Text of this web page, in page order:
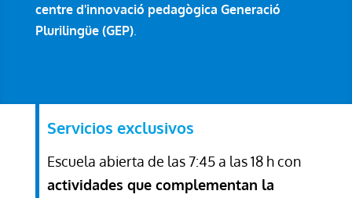
centre d'innovació pedagògica Generació
Plurilingüe (GEP).
Servicios exclusivos
Escuela abierta de las 7:45 a las 18 h con
actividades que complementan la